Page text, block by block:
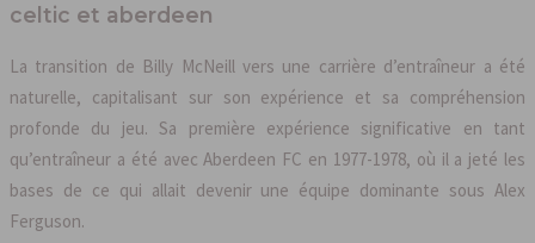
celtic et aberdeen
La transition de Billy McNeill vers une carrière d’entraîneur a été
naturelle, capitalisant sur son expérience et sa compréhension
profonde du jeu. Sa première expérience significative en tant
qu’entraîneur a été avec Aberdeen FC en 1977-1978, où il a jeté les
bases de ce qui allait devenir une équipe dominante sous Alex
Ferguson.